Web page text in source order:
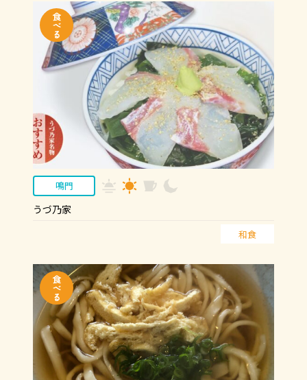
鳴門
うづ乃家
和食